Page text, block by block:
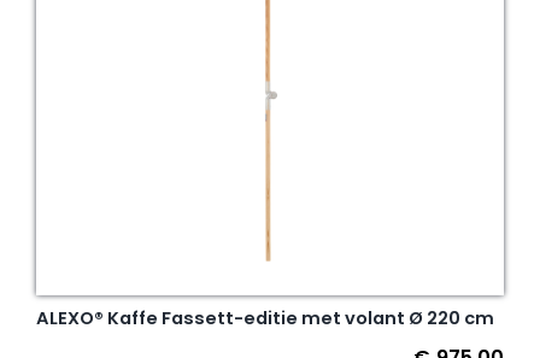
ALEXO® Kaffe Fassett-editie met volant Ø 220 cm